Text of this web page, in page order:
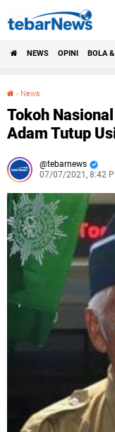
NEWS OPINI BOLA
› News
Tokoh
Adam Tutup
tebarnews
07/07/2021, 8:42